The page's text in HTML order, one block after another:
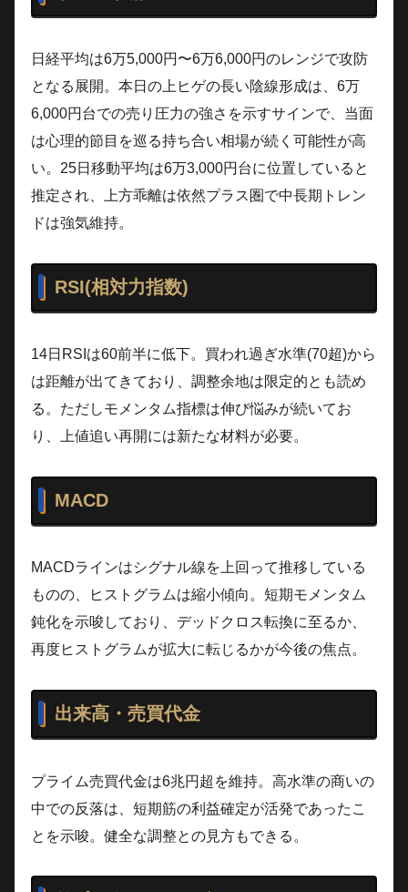
日経平均は6万5,000円〜6万6,000円のレンジで攻防
となる展開。本日の上ヒゲの長い陰線形成は、6万
6,000円台での売り圧力の強さを示すサインで、当面
は心理的節目を巡る持ち合い相場が続く可能性が高
い。25日移動平均は6万3,000円台に位置していると
推定され、上方乖離は依然プラス圏で中長期トレン
ドは強気維持。
RSI(相対力指数)
14日RSIは60前半に低下。買われ過ぎ水準(70超)から
は距離が出てきており、調整余地は限定的とも読め
る。ただしモメンタム指標は伸び悩みが続いてお
り、上値追い再開には新たな材料が必要。
MACD
MACDラインはシグナル線を上回って推移している
ものの、ヒストグラムは縮小傾向。短期モメンタム
鈍化を示唆しており、デッドクロス転換に至るか、
再度ヒストグラムが拡大に転じるかが今後の焦点。
出来高・売買代金
プライム売買代金は6兆円超を維持。高水準の商いの
中での反落は、短期筋の利益確定が活発であったこ
とを示唆。健全な調整との見方もできる。